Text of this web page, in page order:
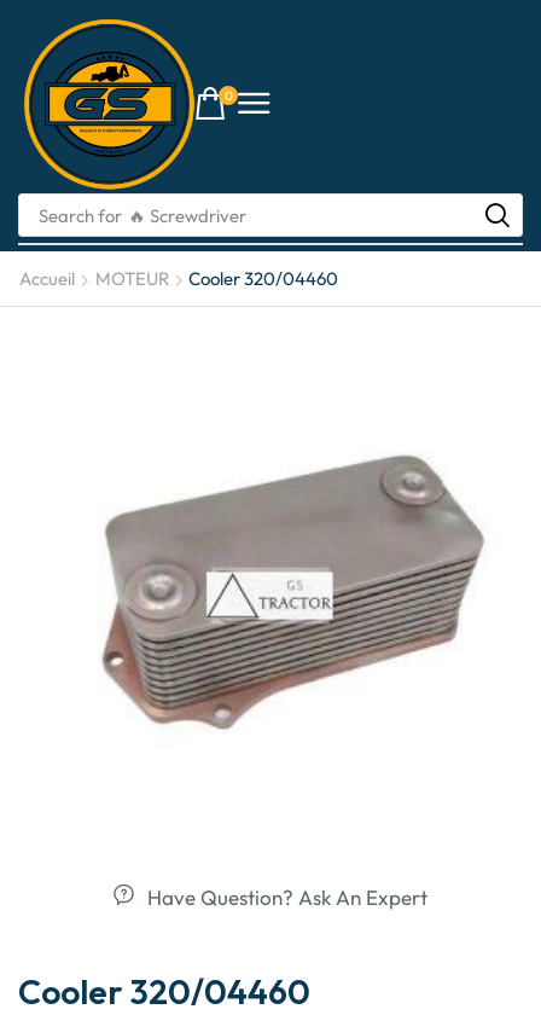
0
Search for
Accueil MOTEUR Cooler 320/04460
Have Question? Ask An Expert
Cooler 320/04460